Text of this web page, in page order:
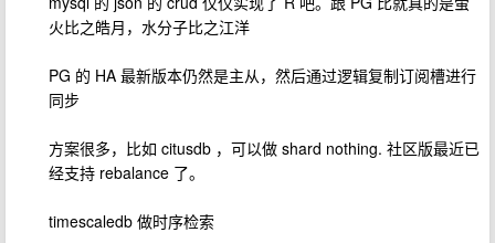
火比之皓月，水分子比之江洋
PG 的 HA 最新版本仍然是主从，然后通过逻辑复制订阅槽进行
同步
方案很多，比如 citusdb ，可以做 shard nothing. 社区版最近已
经支持 rebalance 了。
timescaledb 做时序检索